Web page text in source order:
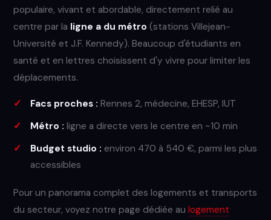
populaire, vivant et abordable, directement relié au
centre par la ligne a du métro (stations Villejean-
Université et J.F. Kennedy). Beaucoup d'étudiants en
santé et en lettres choisissent d'y vivre pour limiter les
déplacements.
Facs proches : Rennes 2, médecine, EHESP, IUT
Métro : ligne a directe vers le centre en ~10 min
Budget studio : environ 470 à 540 €, parmi les plus
accessibles
Pour un panorama complet des logements et transports
du secteur, voyez notre page dédiée au logement